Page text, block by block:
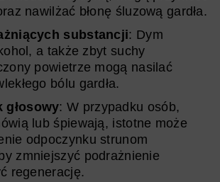
nawilżać błonę śluzową gardła.
substancji: Dym
a także zbyt suchy
powietrze mogą nasilać
bólu gardła.
głosowy: W przypadku osób,
lub śpiewają, istotne może
odpoczynku strunom
zmniejszyć podrażnienie
regenerację.